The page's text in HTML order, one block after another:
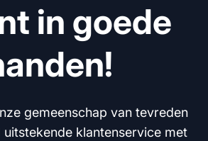
in goede
gemeenschap van tevreden
uitstekende klantenservice met